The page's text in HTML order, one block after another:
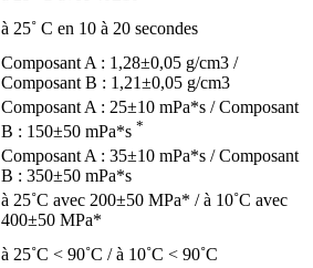
à 25˚ C en 10 à 20 secondes
Composant A : 1,28±0,05 g/cm3 /
Composant B : 1,21±0,05 g/cm3
Composant A : 25±10 mPa*s / Composant
B : 150±50 mPa*s *
Composant A : 35±10 mPa*s / Composant
B : 350±50 mPa*s
à 25˚C avec 200±50 MPa* / à 10˚C avec
400±50 MPa*
à 25˚C < 90˚C / à 10˚C < 90˚C